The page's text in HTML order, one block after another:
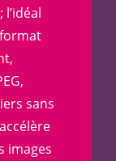
sans
images